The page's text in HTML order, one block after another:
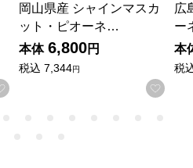
お気に入りに登録する
岡山県産 シャインマスカ
ット・ピオーネ…
本体 6,800円
税込 7,344円
お気
広
ー
本
税